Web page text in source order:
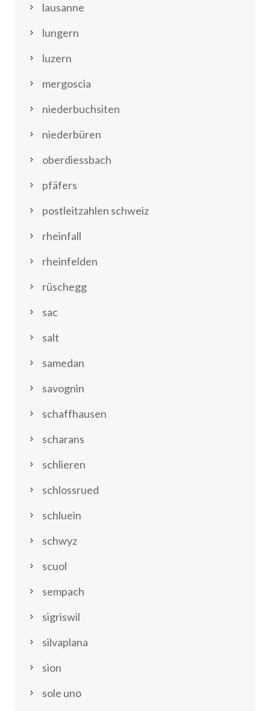
lausanne
lungern
luzern
mergoscia
niederbuchsiten
niederbüren
oberdiessbach
pfäfers
postleitzahlen schweiz
rheinfall
rheinfelden
rüschegg
sac
salt
samedan
savognin
schaffhausen
scharans
schlieren
schlossrued
schluein
schwyz
scuol
sempach
sigriswil
silvaplana
sion
sole uno